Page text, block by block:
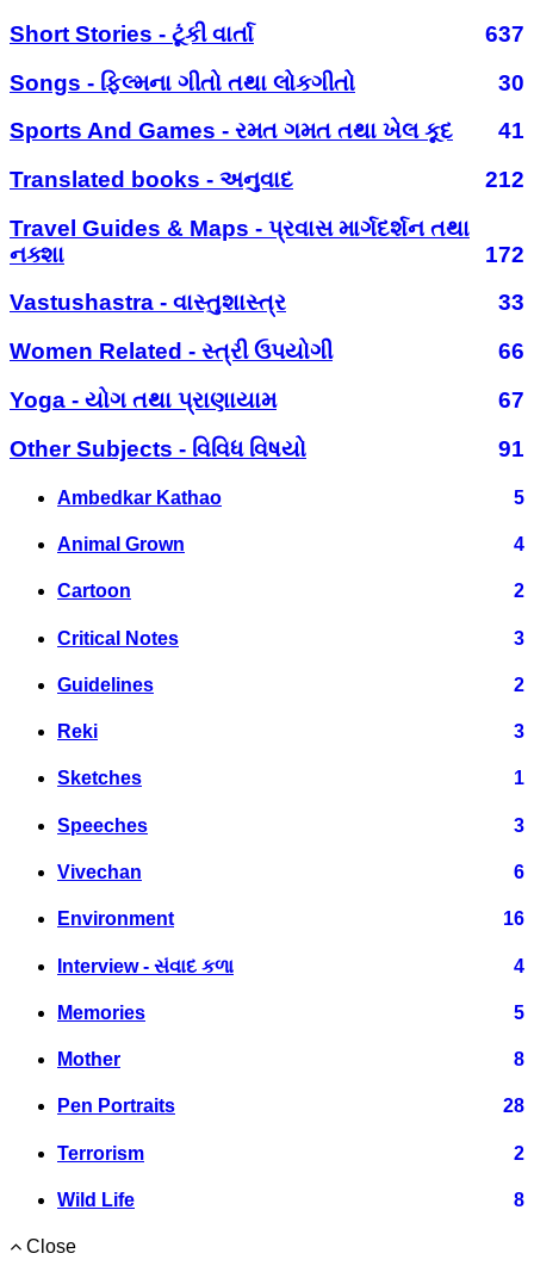
Short Stories - ટૂંકી વાર્તા
637
Songs - ફિલ્મના ગીતો તથા લોકગીતો
30
Sports And Games - રમત ગમત તથા ખેલ કૂદ
41
Translated books - અનુવાદ
212
Travel Guides & Maps - પ્રવાસ માર્ગદર્શન તથા
નક્શા
172
Vastushastra - વાસ્તુશાસ્ત્ર
33
Women Related - સ્ત્રી ઉપયોગી
66
Yoga - યોગ તથા પ્રાણાયામ
67
Other Subjects - વિવિધ વિષયો
91
Ambedkar Kathao 5
Animal Grown 4
Cartoon 2
Critical Notes 3
Guidelines 2
Reki 3
Sketches 1
Speeches 3
Vivechan 6
Environment 16
Interview - સંવાદ કળા 4
Memories 5
Mother 8
Pen Portraits 28
Terrorism 2
Wild Life 8
Close